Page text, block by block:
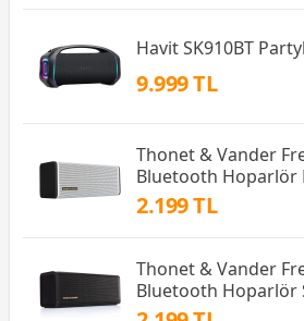
Havit SK910BT
9.999 TL
Thonet & Vander
Bluetooth Hoparlör
2.199 TL
Thonet & Vander
Bluetooth Hoparlör